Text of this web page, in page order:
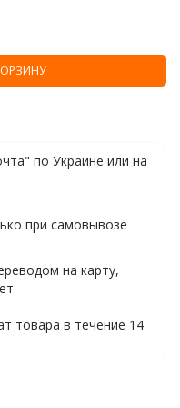
по Украине или на
при самовывозе
на карту,
товара в течение 14